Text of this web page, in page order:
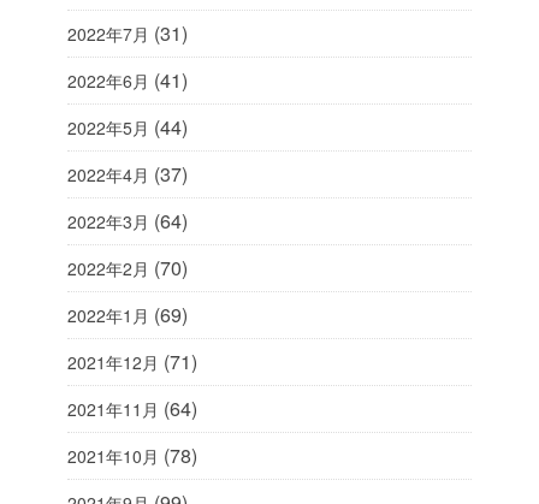
2022年7月 (31)
2022年6月 (41)
2022年5月 (44)
2022年4月 (37)
2022年3月 (64)
2022年2月 (70)
2022年1月 (69)
2021年12月 (71)
2021年11月 (64)
2021年10月 (78)